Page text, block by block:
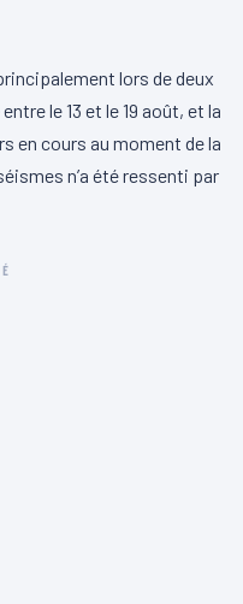
lors de deux
le 13 et le 19 août, et la
en cours au moment de la
n’a été ressenti par